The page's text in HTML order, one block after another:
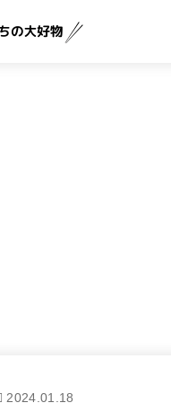
2024.01.18